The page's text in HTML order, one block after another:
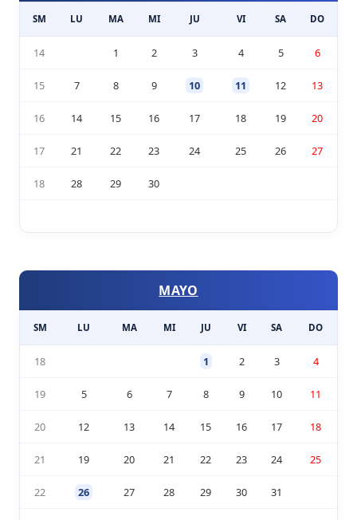
SM LU MA MI JU VI SA DO
14 1 2 3 4 5 6
15 7 8 9 10 11 12 13
16 14 15 16 17 18 19 20
17 21 22 23 24 25 26 27
18 28 29 30
MAYO
SM LU MA MI JU VI SA DO
18 1 2 3 4
19 5 6 7 8 9 10 11
20 12 13 14 15 16 17 18
21 19 20 21 22 23 24 25
22 26 27 28 29 30 31